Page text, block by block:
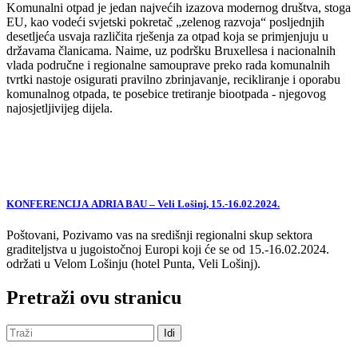
Komunalni otpad je jedan najvećih izazova modernog društva, stoga
EU, kao vodeći svjetski pokretač „zelenog razvoja“ posljednjih
desetljeća usvaja različita rješenja za otpad koja se primjenjuju u
državama članicama. Naime, uz podršku Bruxellesa i nacionalnih
vlada područne i regionalne samouprave preko rada komunalnih
tvrtki nastoje osigurati pravilno zbrinjavanje, recikliranje i oporabu
komunalnog otpada, te posebice tretiranje biootpada - njegovog
najosjetljivijeg dijela.
KONFERENCIJA ADRIA BAU – Veli Lošinj, 15.-16.02.2024.
Poštovani, Pozivamo vas na središnji regionalni skup sektora
graditeljstva u jugoistočnoj Europi koji će se od 15.-16.02.2024.
održati u Velom Lošinju (hotel Punta, Veli Lošinj).
Pretraži ovu stranicu